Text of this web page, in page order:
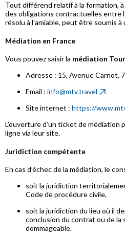
Tout différend relatif à la formation, à
des obligations contractuelles entre
résolu à l’amiable, peut être soumis
Médiation en France
Vous pouvez saisir la médiation
Adresse : 15, Avenue Carnot,
Email : info@mtv.travel
Site internet : https://
L’ouverture d’un ticket de
ligne via leur site.
Juridiction compétente
En cas d’échec de la médiation, le
soit la juridiction
Code de procédure civile,
soit la juridiction du lieu où il
conclusion du contrat ou de la
dommageable.